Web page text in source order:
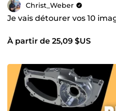
Christ_Weber
Je vais détourer vos 10
À partir de 25,09 $US